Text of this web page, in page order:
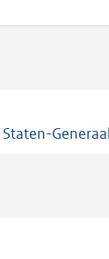
Generaal